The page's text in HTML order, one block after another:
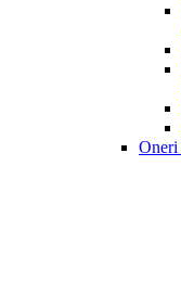
Oneri